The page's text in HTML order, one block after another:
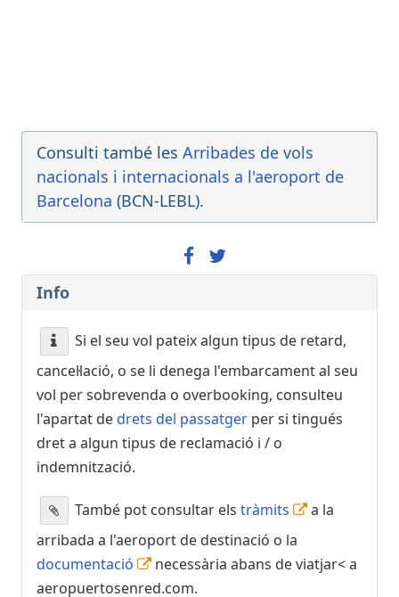
LATAM Airlines Chile
LA5836
21:20- London (LHR)
Programat
British Airways
BA485
American Airlines
21:20- Brussels (BRU)
Programat
Air Baltic
BT3706
Brussels Airlines
SN3706
Etihad Airways
EY7272
21:20- Bristol (BRS)
Programat
Ryanair
21:20-Bilbao (BIO)
Programat
[+]
Vueling
Consulti també les Arribades de vols
nacionals i internacionals a l'aeroport de
Barcelona (BCN-LEBL).
Info
Si el seu vol pateix algun tipus de retard,
cancel·lació, o se li denega l'embarcament al seu
vol per sobrevenda o overbooking, consulteu
l'apartat dedrets del passatger per si tingués
dret a algun tipus de reclamació i / o
indemnització.
També pot consultar els tràmits
a la
arribada a l'aeroport de destinació o la
documentació
necessària abans de viatjar< a
aeropuertosenred.com.